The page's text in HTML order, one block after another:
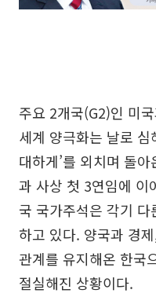
주요 2개국(G2)인 미
세계 양극화는 날로 심
대하게’를 외치며 돌
과 사상 첫 3연임에 이
국 국가주석은 각기
하고 있다. 양국과 경
관계를 유지해온 한국
절실해진 상황이다.